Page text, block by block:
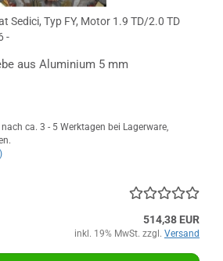
Sedici, Typ FY, Motor 1.9 TD/2.0 TD
-
aus Aluminium 5 mm
nach ca. 3 - 5 Werktagen bei Lagerware,
514,38 EUR
inkl. 19% MwSt. zzgl. Versand